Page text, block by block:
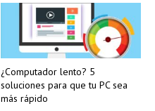
¿Computador lento? 5
soluciones para que tu PC sea
más rápido